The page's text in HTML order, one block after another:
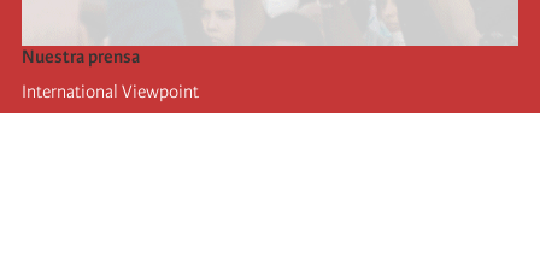
Nuestra prensa
International Viewpoint